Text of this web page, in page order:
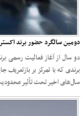
دومین سالگرد حضور برند
برندی که با تمرکز بر
سال‌های اخیر تحت تأثیر